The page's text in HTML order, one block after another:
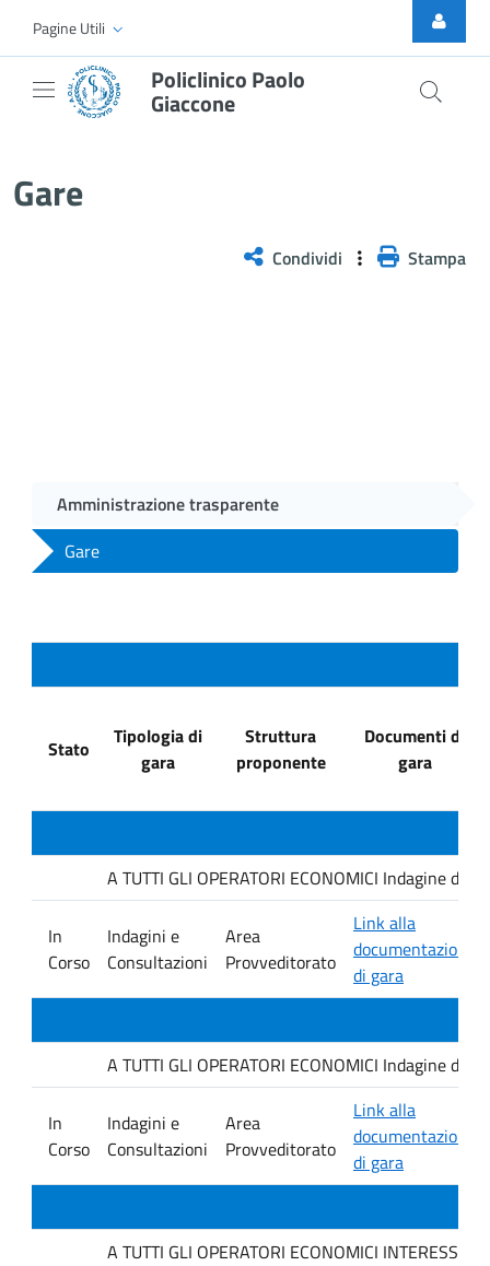
Skip to Main Content
Pagine Utili
Policlinico Paolo
Giaccone
Gare
Condividi Stampa
Amministrazione trasparente
Gare
Stato
Tipologia di
gara
Struttura
proponente
Documenti di
gara
A TUTTI GLI OPERATORI ECONOMICI Indagine
In
Corso
Indagini e
Consultazioni
Area
Provveditorato
Link alla
documentazione
di gara
A TUTTI GLI OPERATORI ECONOMICI Indagine
In
Corso
Indagini e
Consultazioni
Area
Provveditorato
Link alla
documentazione
di gara
A TUTTI GLI OPERATORI ECONOMICI